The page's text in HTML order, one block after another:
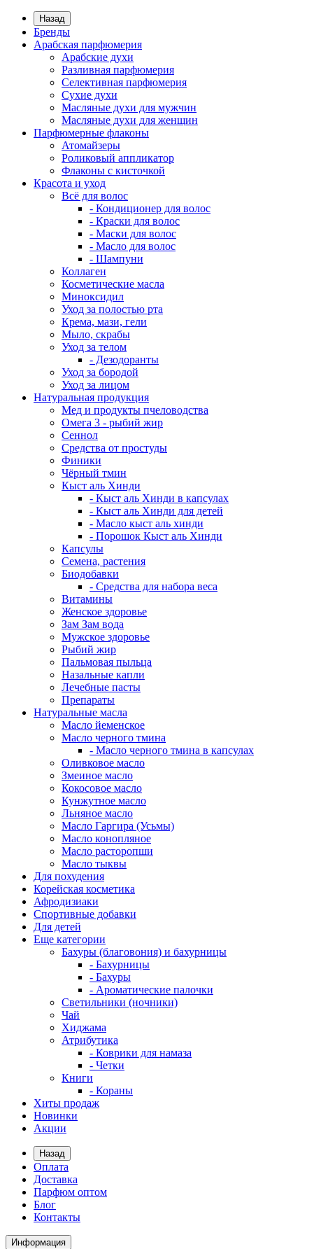
Назад
Бренды
Арабская парфюмерия
Арабские духи
Разливная парфюмерия
Селективная парфюмерия
Сухие духи
Масляные духи для мужчин
Масляные духи для женщин
Парфюмерные флаконы
Атомайзеры
Роликовый аппликатор
Флаконы с кисточкой
Красота и уход
Всё для волос
- Кондиционер для волос
- Краски для волос
- Маски для волос
- Масло для волос
- Шампуни
Коллаген
Косметические масла
Миноксидил
Уход за полостью рта
Крема, мази, гели
Мыло, скрабы
Уход за телом
- Дезодоранты
Уход за бородой
Уход за лицом
Натуральная продукция
Мед и продукты пчеловодства
Омега 3 - рыбий жир
Сеннол
Средства от простуды
Финики
Чёрный тмин
Кыст аль Хинди
- Кыст аль Хинди в капсулах
- Кыст аль Хинди для детей
- Масло кыст аль хинди
- Порошок Кыст аль Хинди
Капсулы
Семена, растения
Биодобавки
- Средства для набора веса
Витамины
Женское здоровье
Зам Зам вода
Мужское здоровье
Рыбий жир
Пальмовая пыльца
Назальные капли
Лечебные пасты
Препараты
Натуральные масла
Масло йеменское
Масло черного тмина
- Масло черного тмина в капсулах
Оливковое масло
Змеиное масло
Кокосовое масло
Кунжутное масло
Льняное масло
Масло Гаргира (Усьмы)
Масло конопляное
Масло расторопши
Масло тыквы
Для похудения
Корейская косметика
Афродизиаки
Спортивные добавки
Для детей
Еще категории
Бахуры (благовония) и бахурницы
- Бахурницы
- Бахуры
- Ароматические палочки
Светильники (ночники)
Чай
Хиджама
Атрибутика
- Коврики для намаза
- Четки
Книги
- Кораны
Хиты продаж
Новинки
Акции
Назад
Оплата
Доставка
Парфюм оптом
Блог
Контакты
Информация